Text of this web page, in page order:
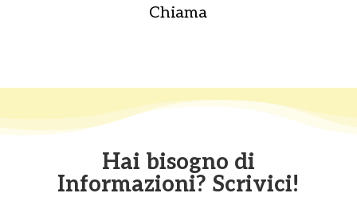
Chiama
Hai bisogno di
Informazioni? Scrivici!